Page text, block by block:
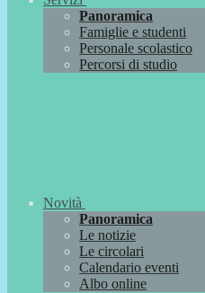
Panoramica
Famiglie e studenti
Personale scolastico
Percorsi di studio
Novità
Panoramica
Le notizie
Le circolari
Calendario eventi
Albo online